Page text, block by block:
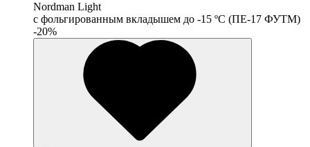
Nordman Light
c фольгированным вкладышем до -15 ºС (ПЕ-17 ФУТМ)
-20%